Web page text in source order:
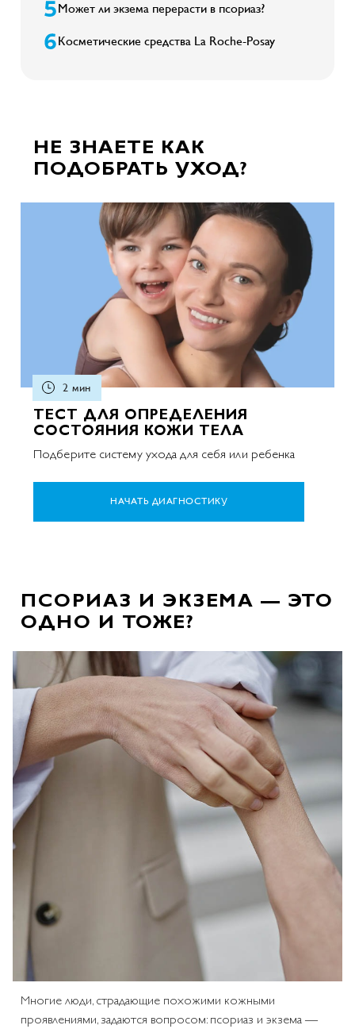
Может ли экзема перерасти в псориаз?
Косметические средства La Roche-Posay
НЕ ЗНАЕТЕ КАК
ПОДОБРАТЬ УХОД?
2 мин
ТЕСТ ДЛЯ ОПРЕДЕЛЕНИЯ
СОСТОЯНИЯ КОЖИ ТЕЛА
Подберите систему ухода для себя или ребенка
НАЧАТЬ ДИАГНОСТИКУ
ПСОРИАЗ И ЭКЗЕМА — ЭТО
ОДНО И ТОЖЕ?
Многие люди, страдающие похожими кожными
проявлениями, задаются вопросом: псориаз и экзема —